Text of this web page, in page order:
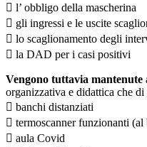
 l’ obbligo della mascherina
 gli ingressi e le uscite
 lo scaglionamento degli
 la DAD per i casi positivi
Vengono tuttavia mantenute
organizzativa e didattica che
 banchi distanziati
 termoscanner funzionanti (al
 aula Covid